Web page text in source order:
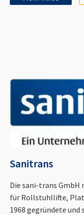
Sanitrans
Die sani-trans
für Rollstuhllifte,
1968 gegründete